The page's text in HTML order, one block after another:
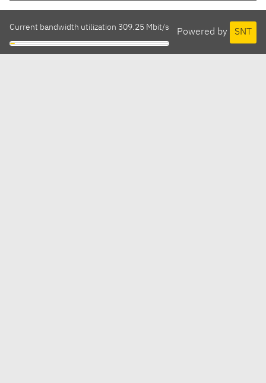
Powered by SNT
Current bandwidth utilization 309.25 Mbit/s